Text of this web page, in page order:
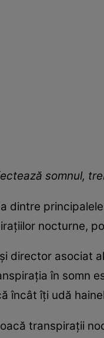
somnul,
dintre
nocturne,
director asociat
în somn
încât îți udă
transpirații